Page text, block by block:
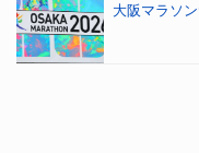
大阪マラソ